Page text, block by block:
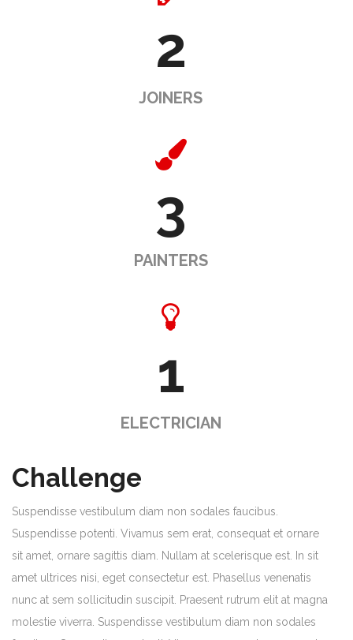
2
JOINERS
3
PAINTERS
1
ELECTRICIAN
Challenge
Suspendisse vestibulum diam non sodales faucibus.
Suspendisse potenti. Vivamus sem erat, consequat et ornare
sit amet, ornare sagittis diam. Nullam at scelerisque est. In sit
amet ultrices nisi, eget consectetur est. Phasellus venenatis
nunc at sem sollicitudin suscipit. Praesent rutrum elit at magna
molestie viverra. Suspendisse vestibulum diam non sodales